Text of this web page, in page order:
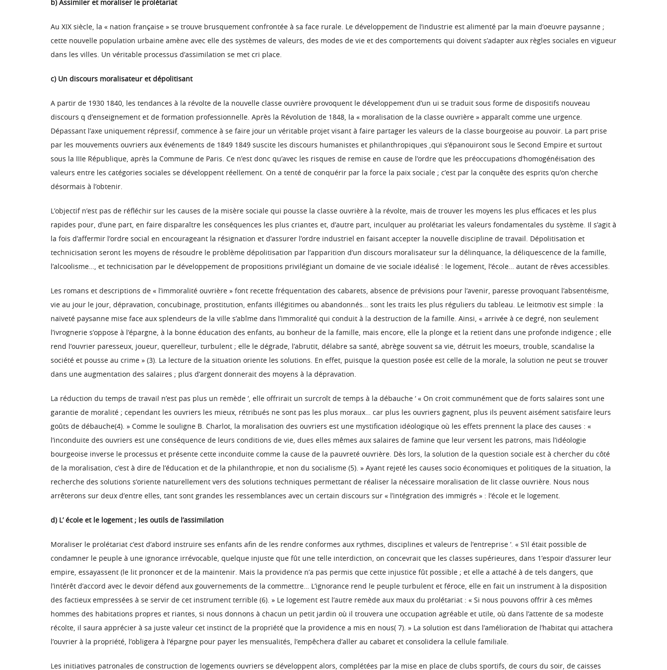
b) Assimiler et moraliser le prolétariat
Au XIX siècle, la « nation française » se trouve brusquement confrontée à sa face rurale. Le développement de l’industrie est alimenté par la main d’oeuvre paysanne ;
cette nouvelle population urbaine amène avec elle des systèmes de valeurs, des modes de vie et des comportements qui doivent s’adapter aux règles sociales en vigueur
dans les villes. Un véritable processus d’assimilation se met cri place.
c) Un discours moralisateur et dépolitisant
A partir de 1930 1840, les tendances à la révolte de la nouvelle classe ouvrière provoquent le développement d’un ui se traduit sous forme de dispositifs nouveau
discours q d’enseignement et de formation professionnelle. Après la Révolution de 1848, la « moralisation de la classe ouvrière » apparaît comme une urgence.
Dépassant l’axe uniquement répressif, commence à se faire jour un véritable projet visant à faire partager les valeurs de la classe bourgeoise au pouvoir. La part prise
par les mouvements ouvriers aux événements de 1849 1849 suscite les discours humanistes et philanthropiques ,qui s’épanouiront sous le Second Empire et surtout
sous la IIIe République, après la Commune de Paris. Ce n’est donc qu’avec les risques de remise en cause de l’ordre que les préoccupations d’homogénéisation des
valeurs entre les catégories sociales se développent réellement. On a tenté de conquérir par la force la paix sociale ; c’est par la conquête des esprits qu’on cherche
désormais à l’obtenir.
L’objectif n’est pas de réfléchir sur les causes de la misère sociale qui pousse la classe ouvrière à la révolte, mais de trouver les moyens les plus efficaces et les plus
rapides pour, d’une part, en faire disparaître les conséquences les plus criantes et, d’autre part, inculquer au prolétariat les valeurs fondamentales du système. Il s’agit à
la fois d’affermir l’ordre social en encourageant la résignation et d’assurer l’ordre industriel en faisant accepter la nouvelle discipline de travail. Dépolitisation et
technicisation seront les moyens de résoudre le problème dépolitisation par l’apparition d’un discours moralisateur sur la délinquance, la déliquescence de la famille,
l’alcoolisme…, et technicisation par le développement de propositions privilégiant un domaine de vie sociale idéalisé : le logement, l’école… autant de rêves accessibles.
Les romans et descriptions de « l’immoralité ouvrière » font recette fréquentation des cabarets, absence de prévisions pour l’avenir, paresse provoquant l’absentéisme,
vie au jour le jour, dépravation, concubinage, prostitution, enfants illégitimes ou abandonnés… sont les traits les plus réguliers du tableau. Le leitmotiv est simple : la
naïveté paysanne mise face aux splendeurs de la ville s’abîme dans l’immoralité qui conduit à la destruction de la famille. Ainsi, « arrivée à ce degré, non seulement
l’ivrognerie s’oppose à l’épargne, à la bonne éducation des enfants, au bonheur de la famille, mais encore, elle la plonge et la retient dans une profonde indigence ; elle
rend l’ouvrier paresseux, joueur, querelleur, turbulent ; elle le dégrade, l’abrutit, délabre sa santé, abrège souvent sa vie, détruit les moeurs, trouble, scandalise la
société et pousse au crime » (3). La lecture de la situation oriente les solutions. En effet, puisque la question posée est celle de la morale, la solution ne peut se trouver
dans une augmentation des salaires ; plus d’argent donnerait des moyens à la dépravation.
La réduction du temps de travail n’est pas plus un remède ‘, elle offrirait un surcroît de temps à la débauche ‘ « On croit communément que de forts salaires sont une
garantie de moralité ; cependant les ouvriers les mieux, rétribués ne sont pas les plus moraux… car plus les ouvriers gagnent, plus ils peuvent aisément satisfaire leurs
goûts de débauche(4). » Comme le souligne B. Charlot, la moralisation des ouvriers est une mystification idéologique où les effets prennent la place des causes : «
l’inconduite des ouvriers est une conséquence de leurs conditions de vie, dues elles mêmes aux salaires de famine que leur versent les patrons, mais l’idéologie
bourgeoise inverse le processus et présente cette inconduite comme la cause de la pauvreté ouvrière. Dès lors, la solution de la question sociale est à chercher du côté
de la moralisation, c’est à dire de l’éducation et de la philanthropie, et non du socialisme (5). » Ayant rejeté les causes socio économiques et politiques de la situation, la
recherche des solutions s’oriente naturellement vers des solutions techniques permettant de réaliser la nécessaire moralisation de lit classe ouvrière. Nous nous
arrêterons sur deux d’entre elles, tant sont grandes les ressemblances avec un certain discours sur « l’intégration des immigrés » : l’école et le logement.
d) L’ école et le logement ; les outils de l’assimilation
Moraliser le prolétariat c’est d’abord instruire ses enfants afin de les rendre conformes aux rythmes, disciplines et valeurs de l’entreprise ‘. « S’il était possible de
condamner le peuple à une ignorance irrévocable, quelque injuste que fût une telle interdiction, on concevrait que les classes supérieures, dans 1’espoir d’assurer leur
empire, essayassent (le lit prononcer et de la maintenir. Mais la providence n’a pas permis que cette injustice fût possible ; et elle a attaché à de tels dangers, que
l’intérêt d’accord avec le devoir défend aux gouvernements de la commettre… L’ignorance rend le peuple turbulent et féroce, elle en fait un instrument à la disposition
des factieux empressées à se servir de cet instrument terrible (6). » Le logement est l’autre remède aux maux du prolétariat : « Si nous pouvons offrir à ces mêmes
hommes des habitations propres et riantes, si nous donnons à chacun un petit jardin où il trouvera une occupation agréable et utile, où dans l’attente de sa modeste
récolte, il saura apprécier à sa juste valeur cet instinct de la propriété que la providence a mis en nous( 7). » La solution est dans l’amélioration de l’habitat qui attachera
l’ouvrier à la propriété, l’obligera à l’épargne pour payer les mensualités, l’empêchera d’aller au cabaret et consolidera la cellule familiale.
Les initiatives patronales de construction de logements ouvriers se développent alors, complétées par la mise en place de clubs sportifs, de cours du soir, de caisses